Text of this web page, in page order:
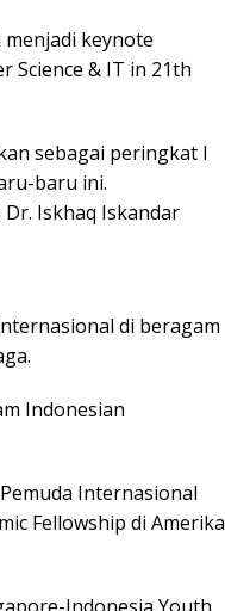
keynote
Science & IT in 21th
sebagai peringkat I
baru ini.
Iskhaq Iskandar
di beragam
Indonesian
Internasional
Fellowship di Amerika